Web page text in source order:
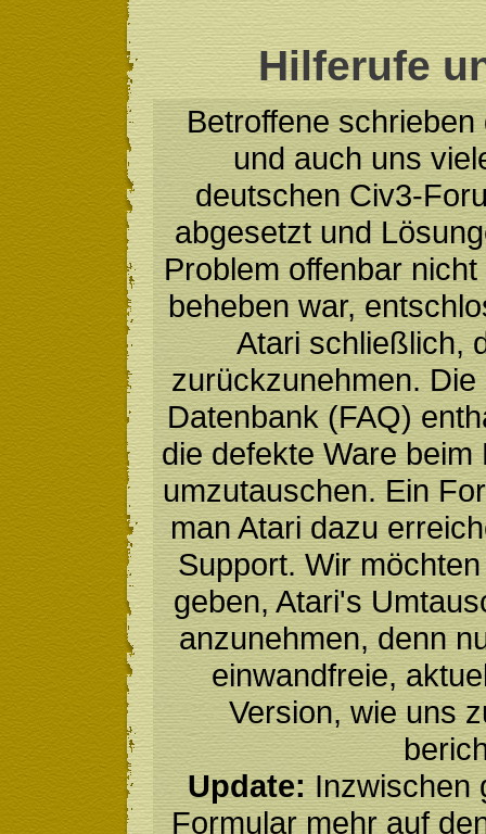
Hilferufe
Betroffene
und auch uns
deutschen Civ3-
abgesetzt und
Problem offenbar
beheben war,
Atari schließlich,
zurückzunehmen.
Datenbank (FAQ)
die defekte Ware
umzutauschen. Ein
man Atari dazu
Support. Wir
geben, Atari's
anzunehmen, denn
einwandfreie,
Version, wie uns
Update:Inzwischen
Formular mehr auf